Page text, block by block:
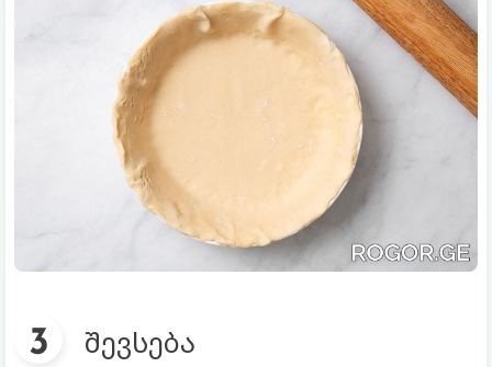
შევსება